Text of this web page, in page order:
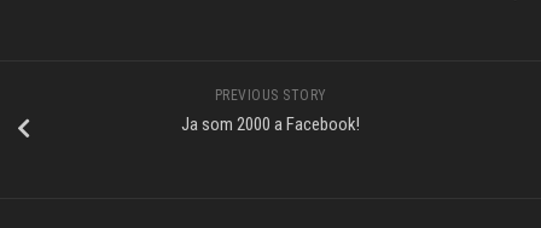
PREVIOUS STORY
Ja som 2000 a Facebook!